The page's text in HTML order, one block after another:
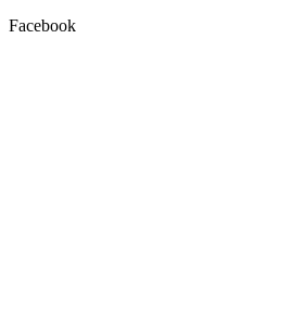
Facebook